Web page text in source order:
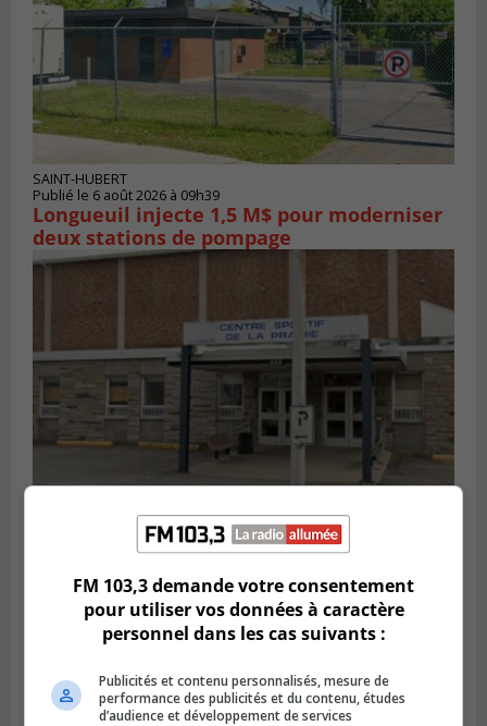
SAINT-HUBERT
Publié le 6 août 2026 à 09h39
Longueuil injecte 1,5 M$ pour moderniser
deux stations de pompage
Publié le 5 août 2026 à 11h59
jusqu’en avril 2027
FM 103,3 demande votre consentement
pour utiliser vos données à caractère
personnel dans les cas suivants :
Publicités et contenu personnalisés, mesure de
performance des publicités et du contenu, études
d’audience et développement de services